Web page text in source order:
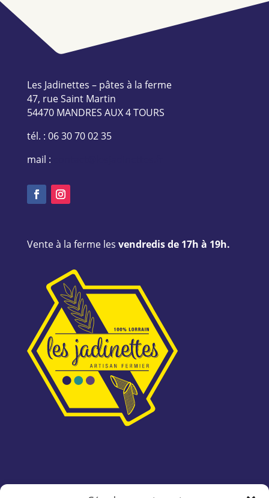
Les Jadinettes – pâtes à la ferme
47, rue Saint Martin
54470 MANDRES AUX 4 TOURS
tél. : 06 30 70 02 35
mail :
Vente à la ferme les vendredis de 17h à 19h.